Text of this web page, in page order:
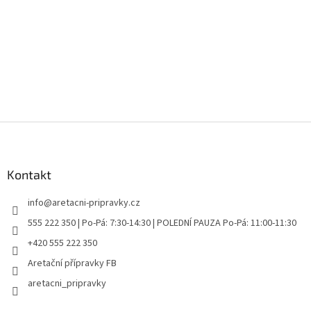
Kontakt
info@aretacni-pripravky.cz
555 222 350 | Po-Pá: 7:30-14:30 | POLEDNÍ PAUZA Po-Pá: 11:00-11:30
+420 555 222 350
Aretační přípravky FB
aretacni_pripravky